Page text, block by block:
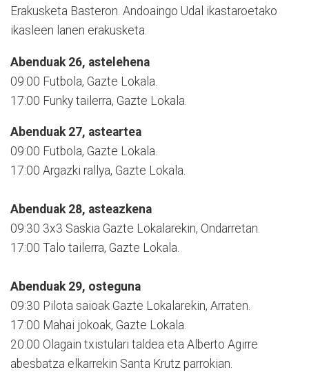
Erakusketa Basteron. Andoaingo Udal ikastaroetako
ikasleen lanen erakusketa.
Abenduak 26, astelehena
09:00 Futbola, Gazte Lokala.
17:00 Funky tailerra, Gazte Lokala.
Abenduak 27, asteartea
09:00 Futbola, Gazte Lokala.
17:00 Argazki rallya, Gazte Lokala.
Abenduak 28, asteazkena
09:30 3x3 Saskia Gazte Lokalarekin, Ondarretan.
17:00 Talo tailerra, Gazte Lokala.
Abenduak 29, osteguna
09:30 Pilota saioak Gazte Lokalarekin, Arraten.
17:00 Mahai jokoak, Gazte Lokala.
20:00 Olagain txistulari taldea eta Alberto Agirre
abesbatza elkarrekin Santa Krutz parrokian.